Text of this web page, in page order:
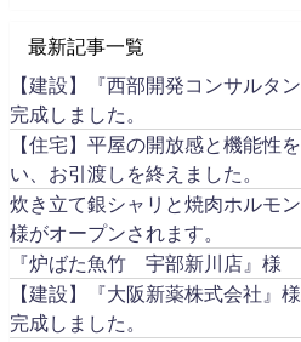
最新記事一覧
【建設】『西部開発コンサルタ
完成しました。
【住宅】平屋の開放感と機能性
い、お引渡しを終えました。
炊き立て銀シャリと焼肉ホルモ
様がオープンされます。
『炉ばた魚竹 宇部新川店』様
【建設】『大阪新薬株式会社』
完成しました。